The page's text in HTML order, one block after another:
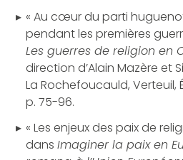
« Au cœur du parti
pendant les premières
Les guerres de religion en
direction d’Alain Mazère et
La Rochefoucauld, Verteuil,
p. 75-96.
« Les enjeux des paix de
dans Imaginer la paix en